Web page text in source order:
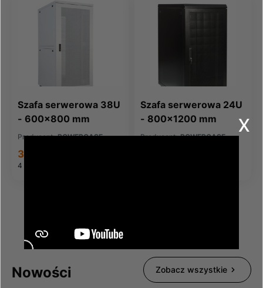
Szafa serwerowa 38U
- 600x800 mm
Producent: POWERCASE
4 156,66 zł
3 379,40 zł
Szafa serwerowa 24U
- 800x1200 mm
Producent: POWERCASE
Nowości Zobacz wszystkie
x